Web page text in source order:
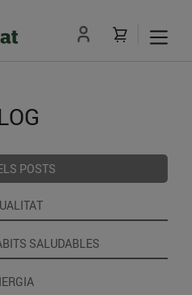
POSTS
SALUDABLES